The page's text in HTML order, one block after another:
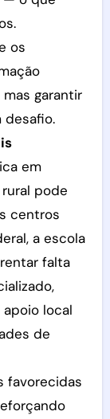
os
garantir
desafio.
em
pode
centros
a escola
falta
local
de
favorecidas